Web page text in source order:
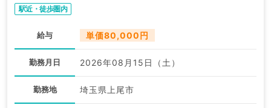
駅近・徒歩圏内
給与 単価80,000円
勤務月日 2026年08月15日（土）
勤務地 埼玉県上尾市